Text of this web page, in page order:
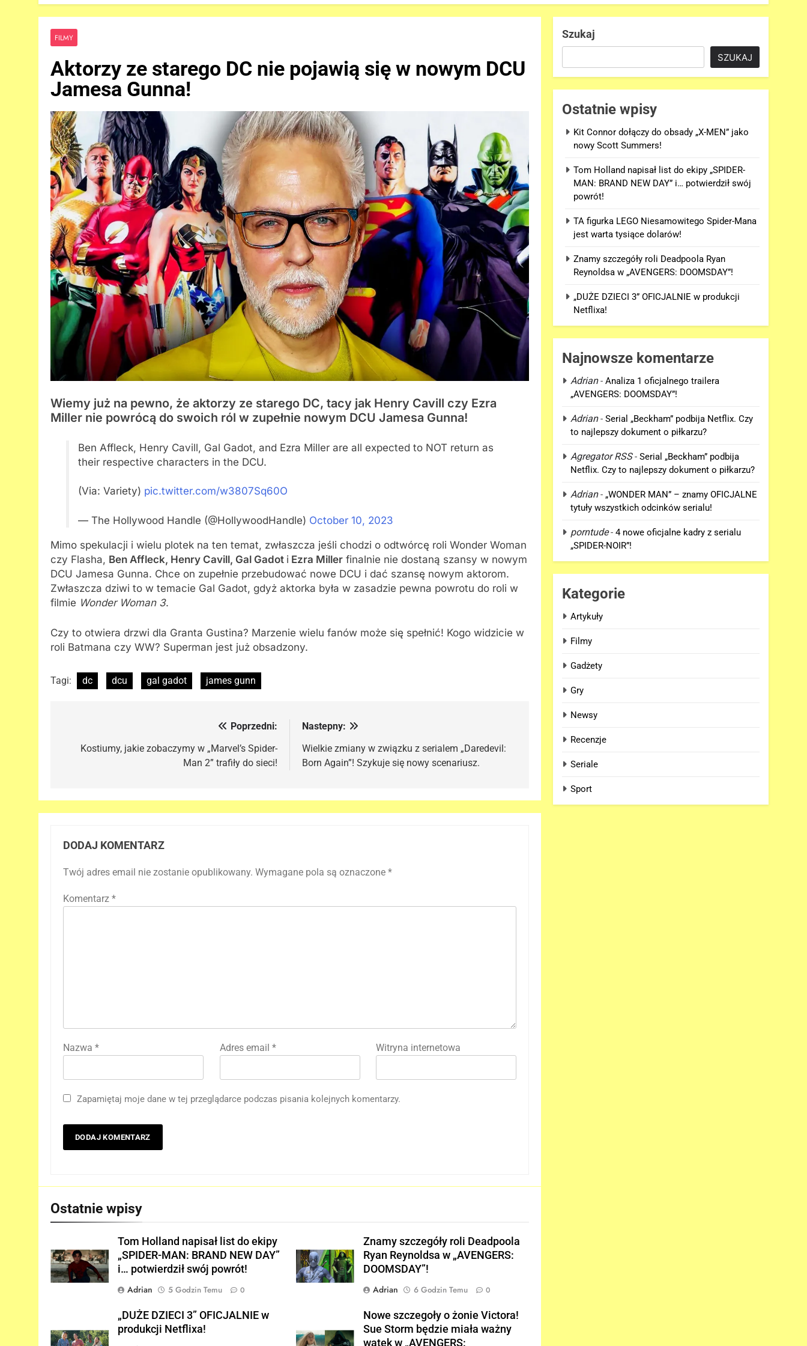
FILMY
Aktorzy ze starego DC nie pojawią się w nowym DCU
Jamesa Gunna!
Wiemy już na pewno, że aktorzy ze starego DC, tacy jak Henry Cavill czy Ezra
Miller nie powrócą do swoich ról w zupełnie nowym DCU Jamesa Gunna!
Ben Affleck, Henry Cavill, Gal Gadot, and Ezra Miller are all expected to NOT return as
their respective characters in the DCU.
(Via: Variety) pic.twitter.com/w3807Sq60O
— The Hollywood Handle (@HollywoodHandle) October 10, 2023
Mimo spekulacji i wielu plotek na ten temat, zwłaszcza jeśli chodzi o odtwórcę roli Wonder Woman
czy Flasha, Ben Affleck, Henry Cavill, Gal Gadot i Ezra Miller finalnie nie dostaną szansy w nowym
DCU Jamesa Gunna. Chce on zupełnie przebudować nowe DCU i dać szansę nowym aktorom.
Zwłaszcza dziwi to w temacie Gal Gadot, gdyż aktorka była w zasadzie pewna powrotu do roli w
filmie Wonder Woman 3.
Czy to otwiera drzwi dla Granta Gustina? Marzenie wielu fanów może się spełnić! Kogo widzicie w
roli Batmana czy WW? Superman jest już obsadzony.
Tagi: dc dcu gal gadot james gunn
wpisu
Poprzedni:
Kostiumy, jakie zobaczymy w „Marvel’s Spider-
Man 2” trafiły do sieci!
Nastepny:
Wielkie zmiany w związku z serialem „Daredevil:
Born Again”! Szykuje się nowy scenariusz.
DODAJ KOMENTARZ
Twój adres email nie zostanie opublikowany. Wymagane pola są oznaczone *
Komentarz *
Nazwa * Adres email * Witryna internetowa
Zapamiętaj moje dane w tej przeglądarce podczas pisania kolejnych komentarzy.
Ostatnie wpisy
Tom Holland napisał list do ekipy
„SPIDER-MAN: BRAND NEW DAY”
i… potwierdził swój powrót!
Adrian
5 Godzin Temu 0
Znamy szczegóły roli Deadpoola
Ryan Reynoldsa w „AVENGERS:
DOOMSDAY”!
Adrian
6 Godzin Temu 0
„DUŻE DZIECI 3” OFICJALNIE w
produkcji Netflixa!
Nowe szczegoły o żonie Victora!
Sue Storm będzie miała ważny
wątek w „AVENGERS:
Szukaj
SZUKAJ
Ostatnie wpisy
Kit Connor dołączy do obsady „X-MEN” jako
nowy Scott Summers!
Tom Holland napisał list do ekipy „SPIDER-
MAN: BRAND NEW DAY” i… potwierdził swój
powrót!
TA figurka LEGO Niesamowitego Spider-Mana
jest warta tysiące dolarów!
Znamy szczegóły roli Deadpoola Ryan
Reynoldsa w „AVENGERS: DOOMSDAY”!
„DUŻE DZIECI 3” OFICJALNIE w produkcji
Netflixa!
Najnowsze komentarze
Adrian-Analiza 1 oficjalnego trailera
„AVENGERS: DOOMSDAY”!
Adrian-Serial „Beckham” podbija Netflix. Czy
to najlepszy dokument o piłkarzu?
Agregator RSS-Serial „Beckham” podbija
Netflix. Czy to najlepszy dokument o piłkarzu?
Adrian- „WONDER MAN” – znamy OFICJALNE
tytuły wszystkich odcinków serialu!
porntude-4 nowe oficjalne kadry z serialu
„SPIDER-NOIR”!
Kategorie
Artykuły
Filmy
Gadżety
Gry
Newsy
Recenzje
Seriale
Sport
w produkcji Netflixa!
miała ważny wątek w
FILMY
7
Nowy TRAILER „GTA VI”
pojawi się w serwisie..
NETFLIX!
GRY
8
TAK może wyglądać
ulepszony kostium Thora w
„AVENGERS: DOOMSDAY”!
FILMY